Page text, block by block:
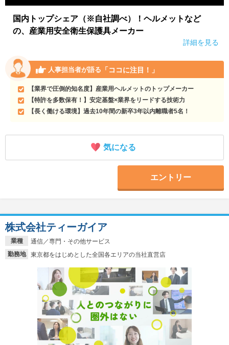
国内トップシェア（※自社調べ）！ヘルメットなど
の、産業用安全衛生保護具メーカー
詳細を見る
人事担当者が語る 「ココに注目！」
【業界で圧倒的知名度】産業用ヘルメットのトップメーカー
【特許を多数保有！】安定基盤×業界をリードする技術力
【長く働ける環境】過去10年間の新卒3年以内離職者5名！
気になる
エントリー
業種
通信／専門・その他サービス
勤務地
東京都をはじめとした全国各エリアの当社直営店
株式会社ティーガイア